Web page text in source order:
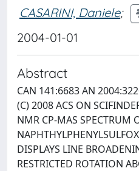
CASARINI, Daniele;
2004-01-01
Abstract
CAN 141:6683 AN
(C) 2008 ACS ON
NMR CP-MAS SPECTRUM
DISPLAYS LINE
RESTRICTED ROTATION